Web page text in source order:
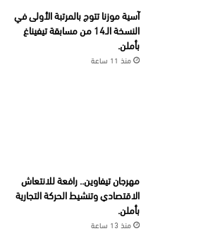
آسية موزنا تتوج بالمرتبة الأولى في
النسخة الـ14 من مسابقة تيفيناغ
بأملن.
منذ 11 ساعة
مهرجان تيفاوين.. رافعة للانتعاش
الاقتصادي وتنشيط الحركة التجارية
بأملن.
منذ 13 ساعة